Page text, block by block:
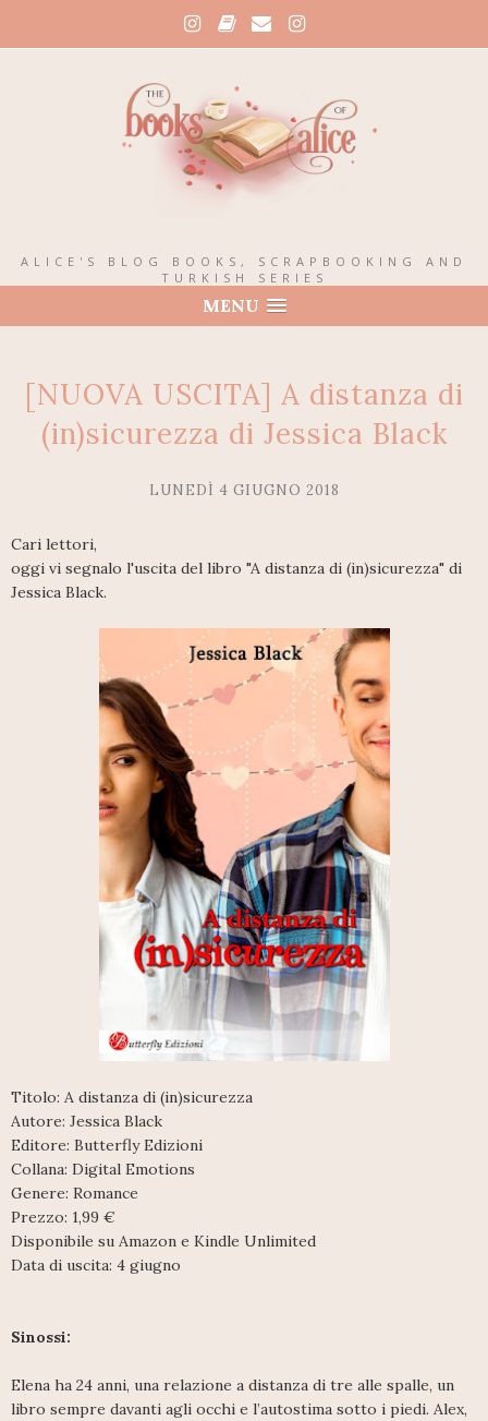
ALICE'S BLOG BOOKS, SCRAPBOOKING AND
TURKISH SERIES
MENU
[NUOVA USCITA] A distanza di
(in)sicurezza di Jessica Black
LUNEDÌ 4 GIUGNO 2018
Cari lettori,
oggi vi segnalo l'uscita del libro "A distanza di (in)sicurezza" di
Jessica Black.
Titolo: A distanza di (in)sicurezza
Autore: Jessica Black
Editore: Butterfly Edizioni
Collana: Digital Emotions
Genere: Romance
Prezzo: 1,99 €
Disponibile su Amazon e Kindle Unlimited
Data di uscita: 4 giugno
Sinossi:
Elena ha 24 anni, una relazione a distanza di tre alle spalle, un
libro sempre davanti agli occhi e l’autostima sotto i piedi. Alex,